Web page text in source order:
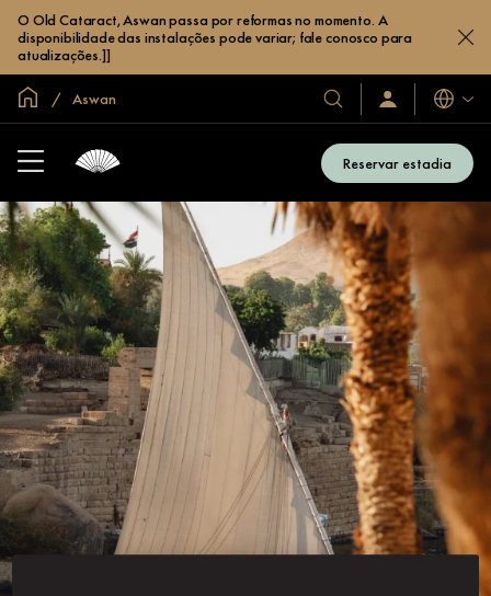
O Old Cataract, Aswan passa por reformas no momento. A
disponibilidade das instalações pode variar; fale conosco para
atualizações.]]
Site global
Aswan
Nossos
hotéis
e
resorts
Login/Inscreva-
se
Idiomas
Reservar estadia